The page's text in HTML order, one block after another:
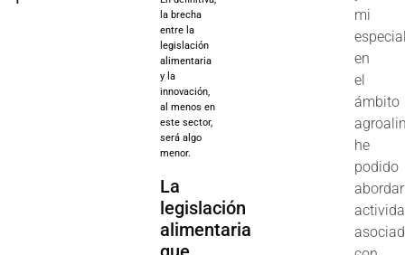
la brecha
entre la
legislación
alimentaria
y la
innovación,
al menos en
este sector,
será algo
menor.
La
legislación
alimentaria
mi
en
el
ámbito
he
podido
abordar